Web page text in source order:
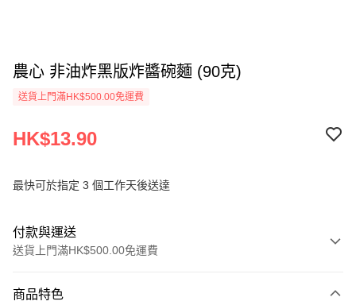
農心 非油炸黑版炸醬碗麵 (90克)
送貨上門滿HK$500.00免運費
HK$13.90
最快可於指定 3 個工作天後送達
付款與運送
送貨上門滿HK$500.00免運費
商品特色